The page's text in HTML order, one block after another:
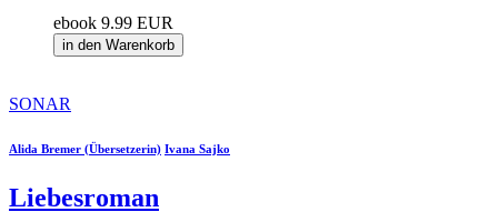
ebook 9.99 EUR
in den Warenkorb
SONAR
Alida Bremer (Übersetzerin) Ivana Sajko
Liebesroman